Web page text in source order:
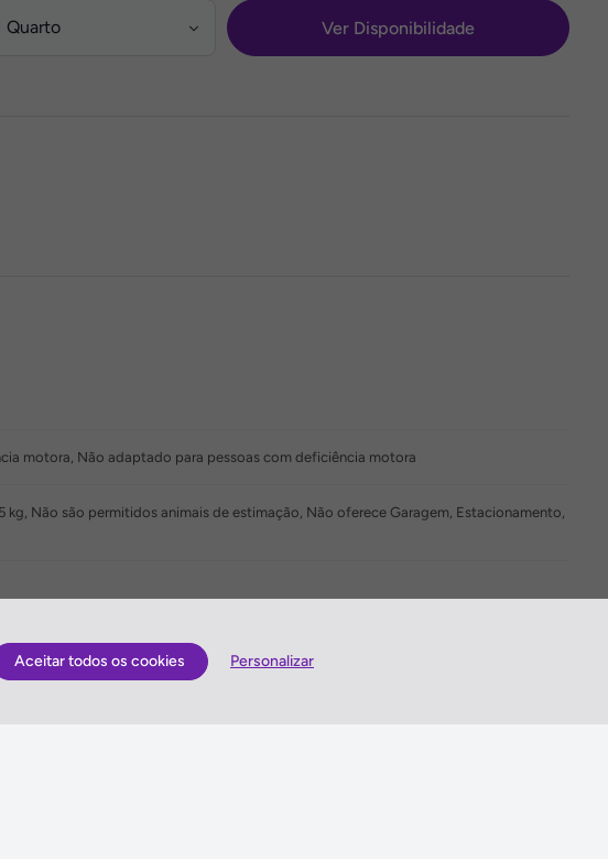
Ver Disponibilidade
motora, Não adaptado para pessoas com deficiência motora
Não são permitidos animais de estimação, Não oferece Garagem, Estacionamento,
Aceitar todos os cookies Personalizar